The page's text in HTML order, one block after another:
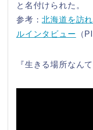
と名付けられた。
参考：北海道を訪
ルインタビュー （
『生きる場所なん